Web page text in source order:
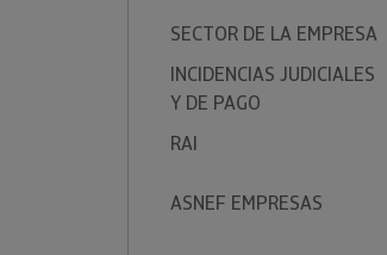
SECTOR DE LA EMPRESA
INCIDENCIAS JUDICIALES
Y DE PAGO
RAI
ASNEF EMPRESAS